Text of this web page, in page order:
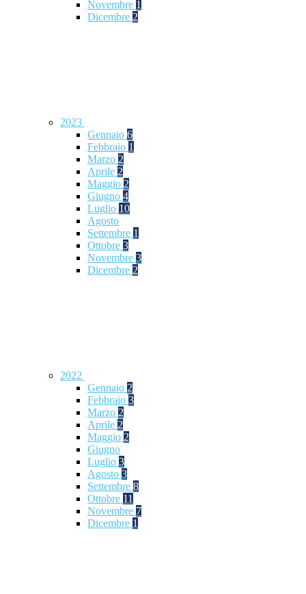
Novembre 1
Dicembre 2
2023
Gennaio 6
Febbraio 1
Marzo 2
Aprile 2
Maggio 2
Giugno 4
Luglio 10
Agosto
Settembre 1
Ottobre 3
Novembre 3
Dicembre 2
2022
Gennaio 2
Febbraio 3
Marzo 2
Aprile 2
Maggio 2
Giugno
Luglio 3
Agosto 3
Settembre 8
Ottobre 11
Novembre 7
Dicembre 1